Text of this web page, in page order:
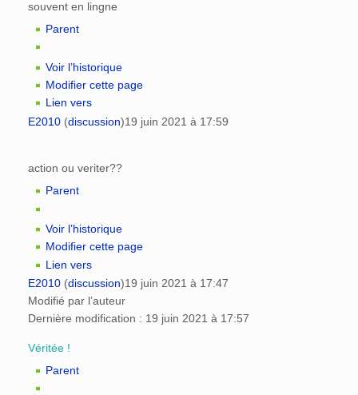
souvent en lingne
Parent
Voir l’historique
Modifier cette page
Lien vers
E2010 (discussion)19 juin 2021 à 17:59
action ou veriter??
Parent
Voir l’historique
Modifier cette page
Lien vers
E2010 (discussion)19 juin 2021 à 17:47
Modifié par l’auteur
Dernière modification : 19 juin 2021 à 17:57
Véritée !
Parent